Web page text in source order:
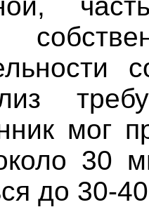
мог
30
до 30-